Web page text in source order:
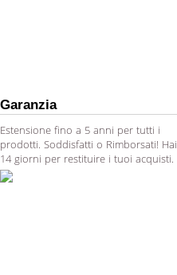
Garanzia
Estensione fino a 5 anni per tutti i
prodotti. Soddisfatti o Rimborsati! Hai
14 giorni per restituire i tuoi acquisti.